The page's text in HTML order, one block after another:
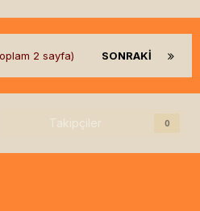
SONRAKI
2 sayfa)
Takipçiler 0